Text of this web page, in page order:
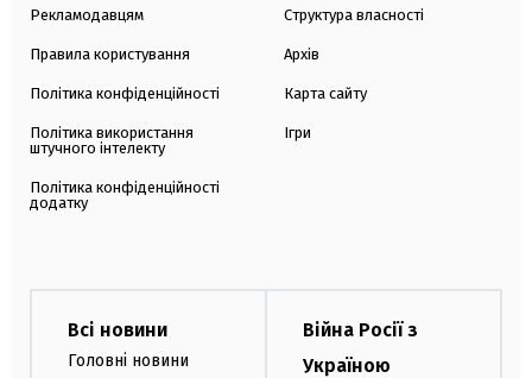
Рекламодавцям
Правила користування
Політика конфіденційності
Політика використання
штучного інтелекту
Політика конфіденційності
додатку
Структура власності
Архів
Карта сайту
Ігри
Всі новини
Головні новини
Війна Росії з
Україною